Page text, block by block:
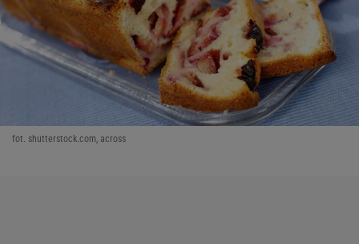
fot. shutterstock.com, across